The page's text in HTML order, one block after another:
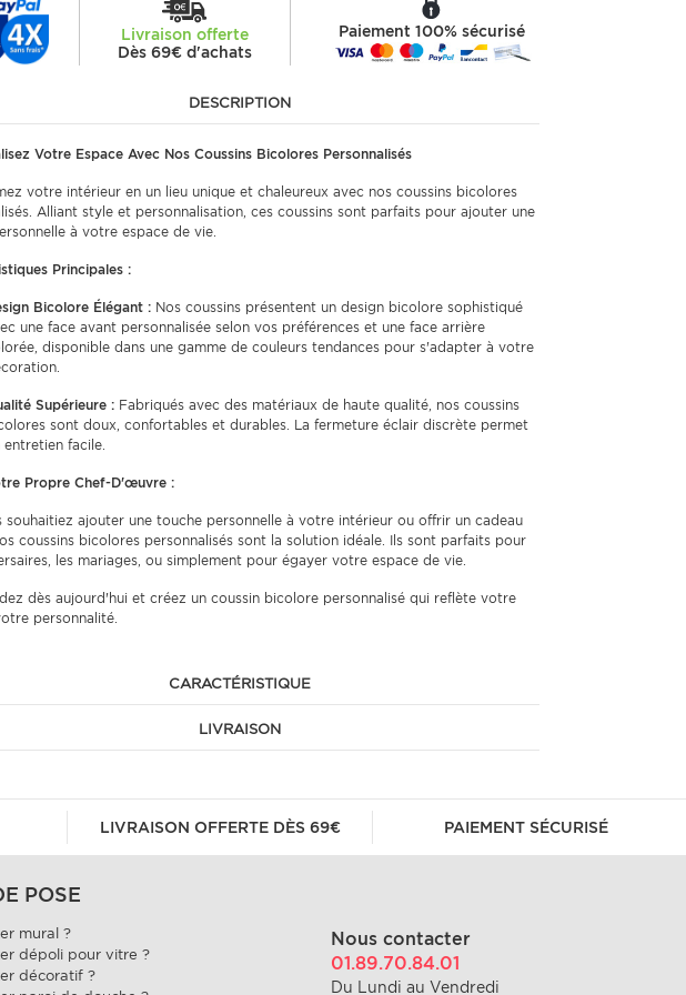
Livraison offerte
Dès 69€ d'achats
Paiement 100% sécurisé
DESCRIPTION
Votre Espace Avec Nos Coussins Bicolores Personnalisés
votre intérieur en un lieu unique et chaleureux avec nos coussins bicolores
Alliant style et personnalisation, ces coussins sont parfaits pour ajouter une
à votre espace de vie.
Principales :
Bicolore Élégant : Nos coussins présentent un design bicolore sophistiqué
une face avant personnalisée selon vos préférences et une face arrière
disponible dans une gamme de couleurs tendances pour s'adapter à votre
Supérieure : Fabriqués avec des matériaux de haute qualité, nos coussins
sont doux, confortables et durables. La fermeture éclair discrète permet
entretien facile.
Propre Chef-D'œuvre :
souhaitiez ajouter une touche personnelle à votre intérieur ou offrir un cadeau
coussins bicolores personnalisés sont la solution idéale. Ils sont parfaits pour
les mariages, ou simplement pour égayer votre espace de vie.
dès aujourd'hui et créez un coussin bicolore personnalisé qui reflète votre
personnalité.
CARACTÉRISTIQUE
LIVRAISON
LIVRAISON OFFERTE DÈS 69€ PAIEMENT SÉCURISÉ
POSE
mural ?
dépoli pour vitre ?
décoratif ?
Nous contacter
01.89.70.84.01
Du Lundi au Vendredi